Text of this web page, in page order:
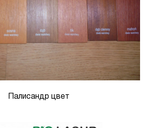
Палисандр цвет